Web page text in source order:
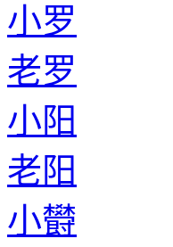
小罗
老罗
小阳
老阳
小欎